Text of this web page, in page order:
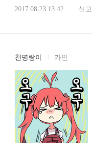
2017.08.23 13:42 신고
천명랑이 카인